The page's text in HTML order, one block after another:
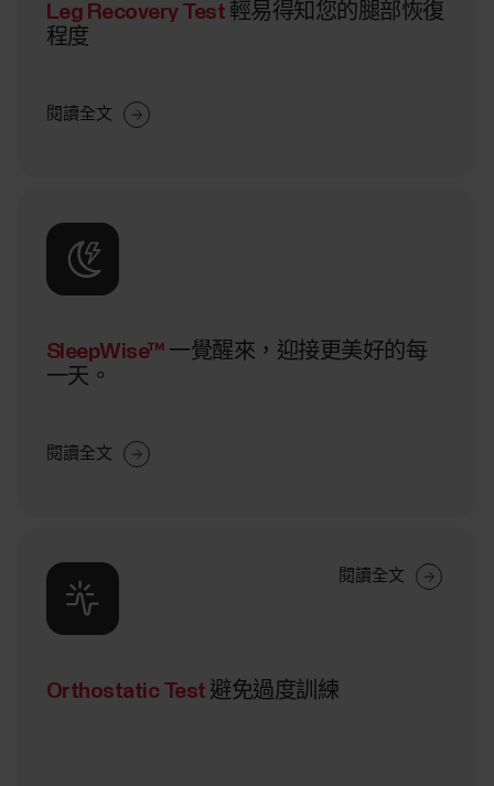
Leg Recovery Test 輕易得知您的腿部恢復
程度
閱讀全文
SleepWise™ 一覺醒來，迎接更美好的每
一天。
閱讀全文
Orthostatic Test 避免過度訓練
閱讀全文